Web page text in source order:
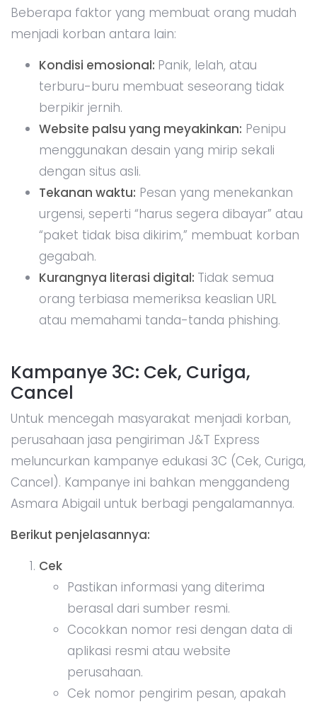
Beberapa faktor yang membuat orang mudah
menjadi korban antara lain:
Kondisi emosional: Panik, lelah, atau
terburu-buru membuat seseorang tidak
berpikir jernih.
Website palsu yang meyakinkan: Penipu
menggunakan desain yang mirip sekali
dengan situs asli.
Tekanan waktu: Pesan yang menekankan
urgensi, seperti “harus segera dibayar” atau
“paket tidak bisa dikirim,” membuat korban
gegabah.
Kurangnya literasi digital: Tidak semua
orang terbiasa memeriksa keaslian URL
atau memahami tanda-tanda phishing.
Kampanye 3C: Cek, Curiga,
Cancel
Untuk mencegah masyarakat menjadi korban,
perusahaan jasa pengiriman J&T Express
meluncurkan kampanye edukasi 3C (Cek, Curiga,
Cancel). Kampanye ini bahkan menggandeng
Asmara Abigail untuk berbagi pengalamannya.
Berikut penjelasannya:
Cek
Pastikan informasi yang diterima
berasal dari sumber resmi.
Cocokkan nomor resi dengan data di
aplikasi resmi atau website
perusahaan.
Cek nomor pengirim pesan, apakah